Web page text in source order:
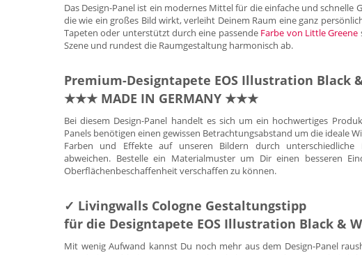
Das Design-Panel ist ein modernes Mittel für die einfache und schnelle
die wie ein großes Bild wirkt, verleiht Deinem Raum eine ganz
Tapeten oder unterstützt durch eine passende Farbe von Little Greene
Szene und rundest die Raumgestaltung harmonisch ab.
Premium-Designtapete EOS Illustration Black
★★★ MADE IN GERMANY ★★★
Bei diesem Design-Panel handelt es sich um ein hochwertiges
Panels benötigen einen gewissen Betrachtungsabstand um die ideale
Farben und Effekte auf unseren Bildern durch unterschiedliche
abweichen. Bestelle ein Materialmuster um Dir einen besseren
Oberflächenbeschaffenheit verschaffen zu können.
✓ Livingwalls Cologne Gestaltungstipp
für die Designtapete EOS Illustration Black &
Mit wenig Aufwand kannst Du noch mehr aus dem Design-Panel